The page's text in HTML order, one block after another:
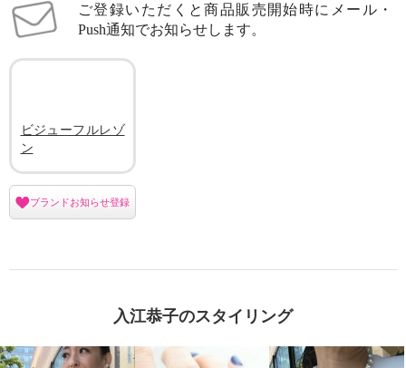
ご登録いただくと商品販売開始時にメール・
Push通知でお知らせします。
ビジューフルレゾ
ン
ブランドお知らせ登録
入江恭子のスタイリング